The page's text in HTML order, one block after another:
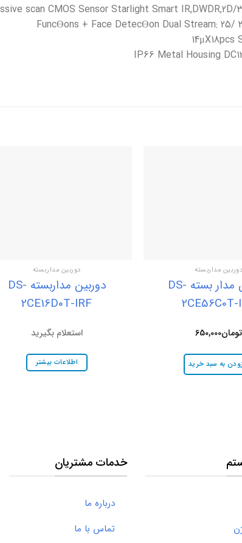
scan CMOS Sensor Starlight Smart
FuncƟons + Face DetecƟon Dual Stream: 25/
IP66 Metal Housing
دوربین مداربسته
دوربین مدار بسته DS-
2CE56C0T-
تومان650,000
به سبد خرید
دوربین مداربسته
دوربین مداربسته DS-
2CE16D0T-IRF
استعلام بگیرید
اطلاعات بیشتر
خدمات مشتریان
درباره ما
تماس با ما